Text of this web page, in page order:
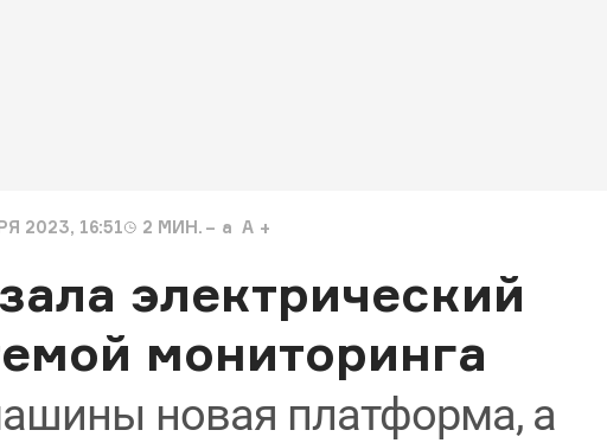
2023, 16:51 2 МИН. a A
электрический
мониторинга
новая платформа, а